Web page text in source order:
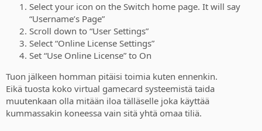
Select your icon on the Switch home page. It will say
“Username’s Page”
Scroll down to “User Settings”
Select “Online License Settings”
Set “Use Online License” to On
Tuon jälkeen homman pitäisi toimia kuten ennenkin.
Eikä tuosta koko virtual gamecard systeemistä taida
muutenkaan olla mitään iloa tälläselle joka käyttää
kummassakin koneessa vain sitä yhtä omaa tiliä.